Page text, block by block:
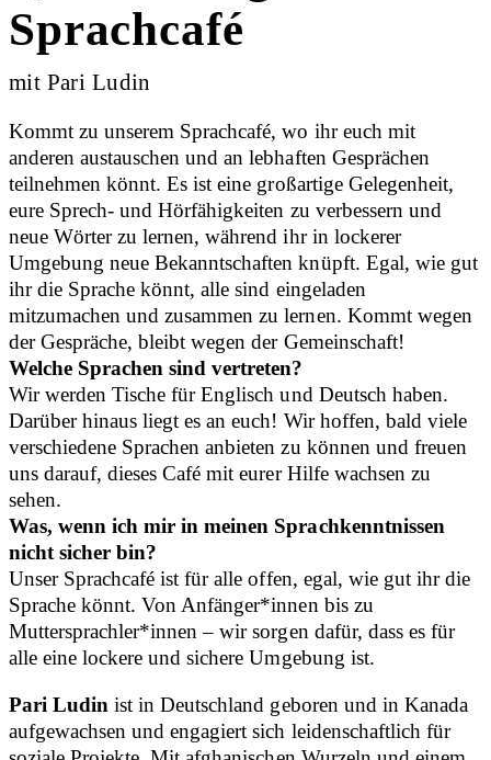
Sprachcafé
mit Pari Ludin
Kommt zu unserem Sprachcafé, wo ihr euch mit
anderen austauschen und an lebhaften Gesprächen
teilnehmen könnt. Es ist eine großartige Gelegenheit,
eure Sprech- und Hörfähigkeiten zu verbessern und
neue Wörter zu lernen, während ihr in lockerer
Umgebung neue Bekanntschaften knüpft. Egal, wie gut
ihr die Sprache könnt, alle sind eingeladen
mitzumachen und zusammen zu lernen. Kommt wegen
der Gespräche, bleibt wegen der Gemeinschaft!
Welche Sprachen sind vertreten?
Wir werden Tische für Englisch und Deutsch haben.
Darüber hinaus liegt es an euch! Wir hoffen, bald viele
verschiedene Sprachen anbieten zu können und freuen
uns darauf, dieses Café mit eurer Hilfe wachsen zu
sehen.
Was, wenn ich mir in meinen Sprachkenntnissen
nicht sicher bin?
Unser Sprachcafé ist für alle offen, egal, wie gut ihr die
Sprache könnt. Von Anfänger*innen bis zu
Muttersprachler*innen – wir sorgen dafür, dass es für
alle eine lockere und sichere Umgebung ist.
Pari Ludin ist in Deutschland geboren und in Kanada
aufgewachsen und engagiert sich leidenschaftlich für